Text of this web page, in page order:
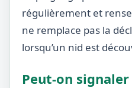
régulièrement et
ne remplace pas la
lorsqu’un nid est
Peut-on